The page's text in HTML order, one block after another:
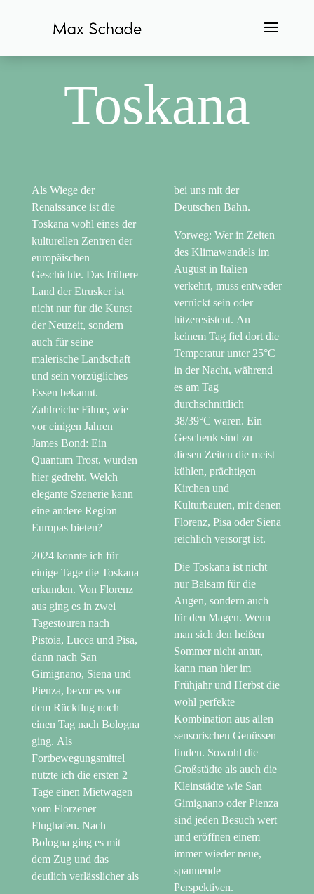
Toskana
Als Wiege der
Renaissance ist die
Toskana wohl eines der
kulturellen Zentren der
europäischen
Geschichte. Das frühere
Land der Etrusker ist
nicht nur für die Kunst
der Neuzeit, sondern
auch für seine
malerische Landschaft
und sein vorzügliches
Essen bekannt.
Zahlreiche Filme, wie
vor einigen Jahren
James Bond: Ein
Quantum Trost, wurden
hier gedreht. Welch
elegante Szenerie kann
eine andere Region
Europas bieten?
2024 konnte ich für
einige Tage die Toskana
erkunden. Von Florenz
aus ging es in zwei
Tagestouren nach
Pistoia, Lucca und Pisa,
dann nach San
Gimignano, Siena und
Pienza, bevor es vor
dem Rückflug noch
einen Tag nach Bologna
ging. Als
Fortbewegungsmittel
nutzte ich die ersten 2
Tage einen Mietwagen
vom Florzener
Flughafen. Nach
Bologna ging es mit
dem Zug und das
deutlich verlässlicher als
bei uns mit der
Deutschen Bahn.
Vorweg: Wer in Zeiten
des Klimawandels im
August in Italien
verkehrt, muss entweder
verrückt sein oder
hitzeresistent. An
keinem Tag fiel dort die
Temperatur unter 25°C
in der Nacht, während
es am Tag
durchschnittlich
38/39°C waren. Ein
Geschenk sind zu
diesen Zeiten die meist
kühlen, prächtigen
Kirchen und
Kulturbauten, mit denen
Florenz, Pisa oder Siena
reichlich versorgt ist.
Die Toskana ist nicht
nur Balsam für die
Augen, sondern auch
für den Magen. Wenn
man sich den heißen
Sommer nicht antut,
kann man hier im
Frühjahr und Herbst die
wohl perfekte
Kombination aus allen
sensorischen Genüssen
finden. Sowohl die
Großstädte als auch die
Kleinstädte wie San
Gimignano oder Pienza
sind jeden Besuch wert
und eröffnen einem
immer wieder neue,
spannende
Perspektiven.